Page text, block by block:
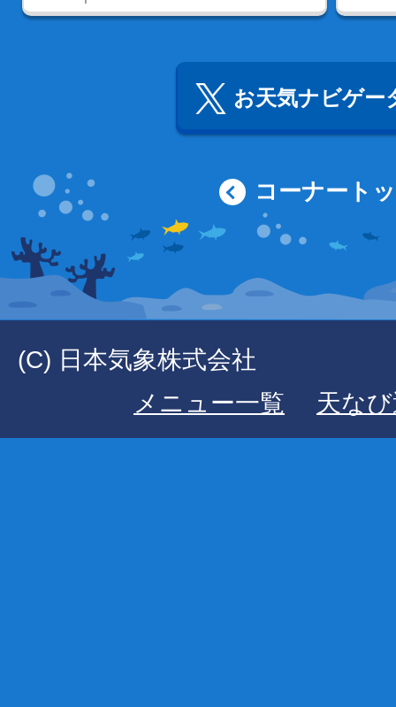
お天気ナビゲー
コーナート
(C) 日本気象株式会社
メニュー一覧
天な